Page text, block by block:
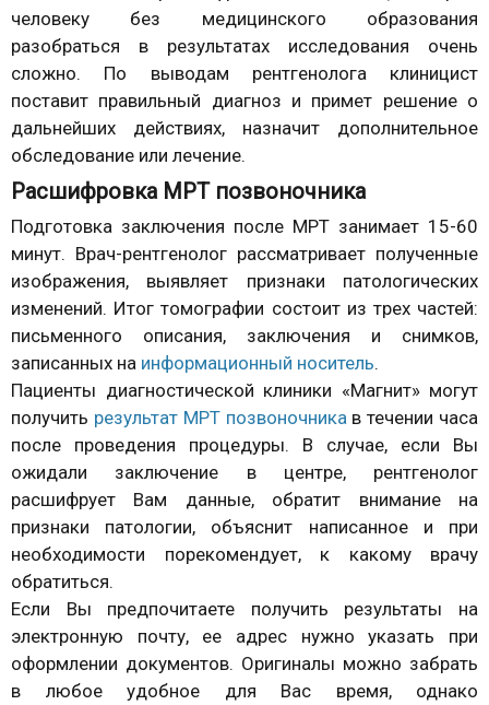
человеку без медицинского образования
разобраться в результатах исследования очень
сложно. По выводам рентгенолога клиницист
поставит правильный диагноз и примет решение о
дальнейших действиях, назначит дополнительное
обследование или лечение.
Расшифровка МРТ позвоночника
Подготовка заключения после МРТ занимает 15-60
минут. Врач-рентгенолог рассматривает полученные
изображения, выявляет признаки патологических
изменений. Итог томографии состоит из трех частей:
письменного описания, заключения и снимков,
записанных на информационный носитель.
Пациенты диагностической клиники «Магнит» могут
получить результат МРТ позвоночника в течении часа
после проведения процедуры. В случае, если Вы
ожидали заключение в центре, рентгенолог
расшифрует Вам данные, обратит внимание на
признаки патологии, объяснит написанное и при
необходимости порекомендует, к какому врачу
обратиться.
Если Вы предпочитаете получить результаты на
электронную почту, ее адрес нужно указать при
оформлении документов. Оригиналы можно забрать
в любое удобное для Вас время, однако